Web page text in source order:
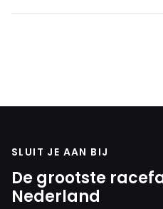
SLUIT JE AAN BIJ
De grootste
Nederland